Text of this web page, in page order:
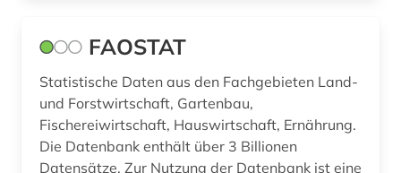
FAOSTAT
Statistische Daten aus den Fachgebieten Land-
und Forstwirtschaft, Gartenbau,
Fischereiwirtschaft, Hauswirtschaft, Ernährung.
Die Datenbank enthält über 3 Billionen
Datensätze. Zur Nutzung der Datenbank ist eine